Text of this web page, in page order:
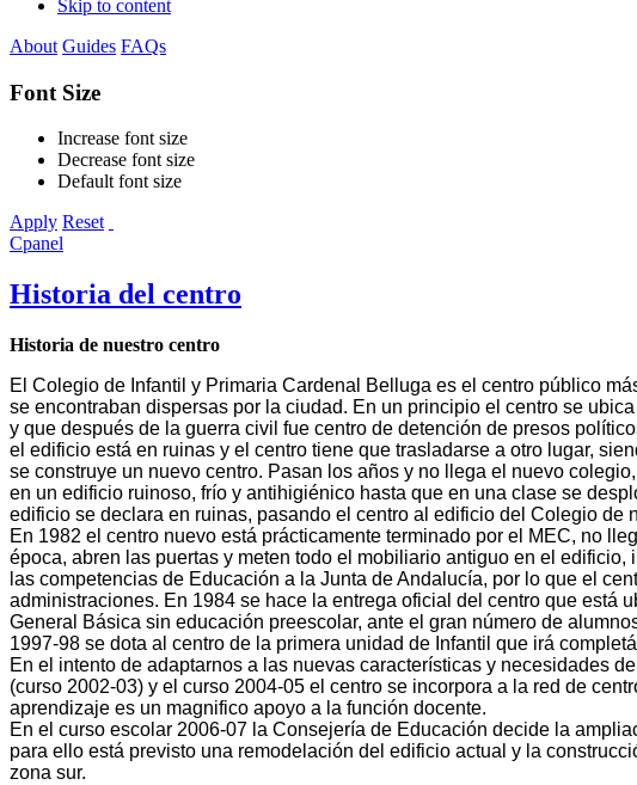
Skip to content
About Guides FAQs
Font Size
Increase font size
Decrease font size
Default font size
Apply Reset
Cpanel
Historia del centro
Historia de nuestro centro
El Colegio de Infantil y Primaria Cardenal Belluga es el centro público
se encontraban dispersas por la ciudad. En un principio el centro se
y que después de la guerra civil fue centro de detención de presos
el edificio está en ruinas y el centro tiene que trasladarse a otro lugar,
se construye un nuevo centro. Pasan los años y no llega el nuevo
en un edificio ruinoso, frío y antihigiénico hasta que en una clase se
edificio se declara en ruinas, pasando el centro al edificio del Colegio de
En 1982 el centro nuevo está prácticamente terminado por el MEC, no
época, abren las puertas y meten todo el mobiliario antiguo en el
las competencias de Educación a la Junta de Andalucía, por lo que el
administraciones. En 1984 se hace la entrega oficial del centro que está
General Básica sin educación preescolar, ante el gran número de
1997-98 se dota al centro de la primera unidad de Infantil que irá
En el intento de adaptarnos a las nuevas características y necesidades
(curso 2002-03) y el curso 2004-05 el centro se incorpora a la red de
aprendizaje es un magnifico apoyo a la función docente.
En el curso escolar 2006-07 la Consejería de Educación decide la
para ello está previsto una remodelación del edificio actual y la
zona sur.